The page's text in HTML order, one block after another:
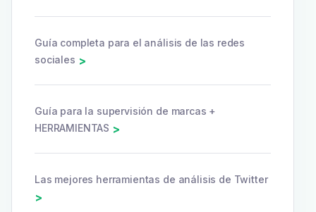
Guía completa para el análisis de las redes
sociales >
Guía para la supervisión de marcas +
HERRAMIENTAS >
Las mejores herramientas de análisis de Twitter
>